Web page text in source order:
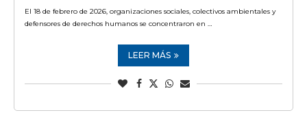
El 18 de febrero de 2026, organizaciones sociales, colectivos ambientales y
defensores de derechos humanos se concentraron en …
LEER MÁS